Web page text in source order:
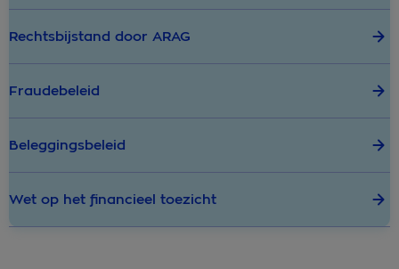
Rechtsbijstand door ARAG
Fraudebeleid
Beleggingsbeleid
Wet op het financieel toezicht